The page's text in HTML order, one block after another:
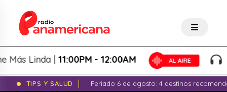
Linda |11:00PM - 12:00AM La
TIPS Y SALUD
Feriado 6 de agosto: 4 destinos